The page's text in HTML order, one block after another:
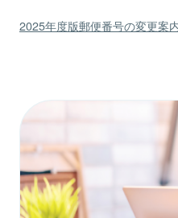
2025年度版郵便番号の変更案